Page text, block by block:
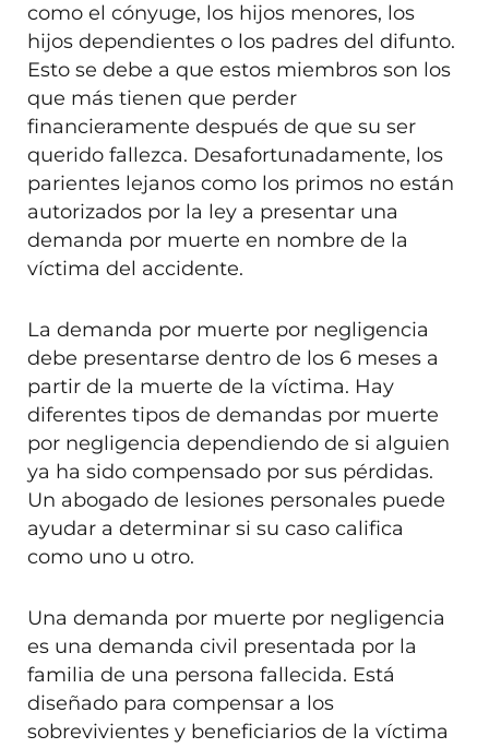
como el cónyuge, los hijos menores, los
hijos dependientes o los padres del difunto.
Esto se debe a que estos miembros son los
que más tienen que perder
financieramente después de que su ser
querido fallezca. Desafortunadamente, los
parientes lejanos como los primos no están
autorizados por la ley a presentar una
demanda por muerte en nombre de la
víctima del accidente.
La demanda por muerte por negligencia
debe presentarse dentro de los 6 meses a
partir de la muerte de la víctima. Hay
diferentes tipos de demandas por muerte
por negligencia dependiendo de si alguien
ya ha sido compensado por sus pérdidas.
Un abogado de lesiones personales puede
ayudar a determinar si su caso califica
como uno u otro.
Una demanda por muerte por negligencia
es una demanda civil presentada por la
familia de una persona fallecida. Está
diseñado para compensar a los
sobrevivientes y beneficiarios de la víctima